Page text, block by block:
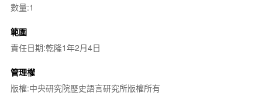
數量:1
範圍
責任日期:乾隆1年2月4日
管理權
版權:中央研究院歷史語言研究所版權所有